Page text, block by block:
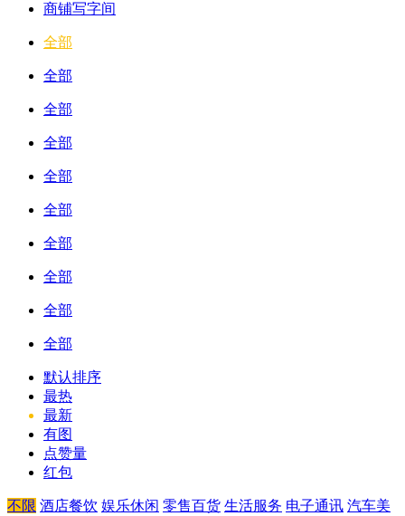
商铺写字间
全部
全部
全部
全部
全部
全部
全部
全部
全部
全部
默认排序
最热
最新
有图
点赞量
红包
不限 酒店餐饮 娱乐休闲 零售百货 生活服务 电子通讯 汽车美